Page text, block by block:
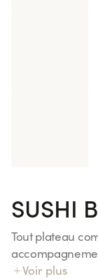
SUSHI
Tout plateau
Duo Essentiels
Voir plus